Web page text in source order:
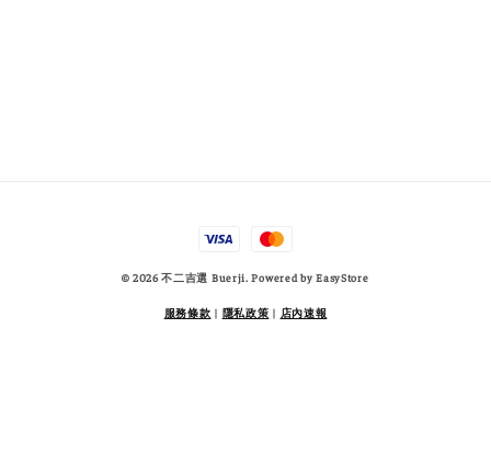
© 2026 不二吉選 Buerji. Powered byEasyStore
服務條款 | 隱私政策 | 店內速報